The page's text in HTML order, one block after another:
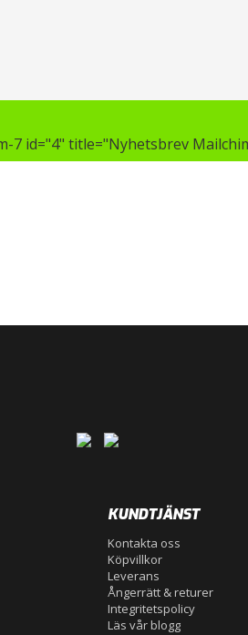
7 id="4" title="Nyhetsbrev
KUNDTJÄNST
Kontakta oss
Köpvillkor
Leverans
Ångerrätt & returer
Integritetspolicy
Läs vår blogg